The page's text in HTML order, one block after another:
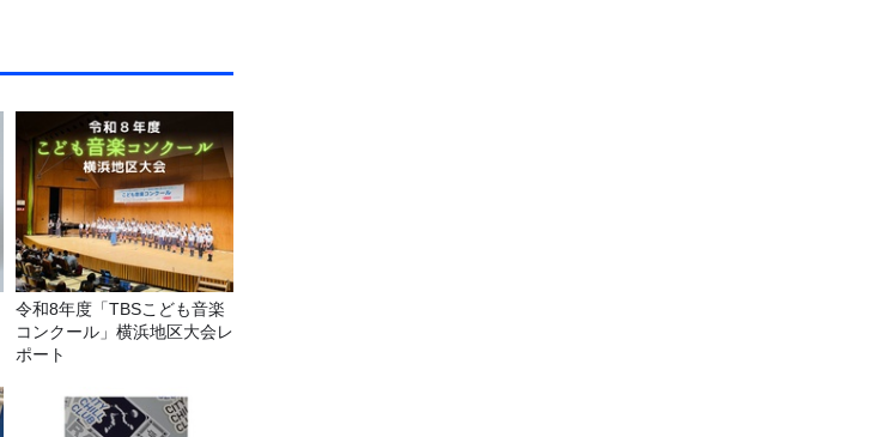
令和8年度「TBSこども音楽
コンクール」横浜地区大会レ
ポート